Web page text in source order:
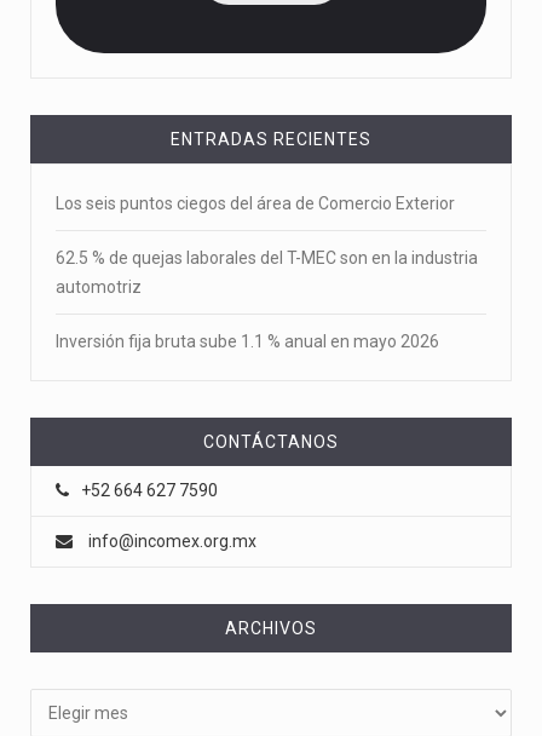
ENTRADAS RECIENTES
Los seis puntos ciegos del área de Comercio Exterior
62.5 % de quejas laborales del T-MEC son en la industria
automotriz
Inversión fija bruta sube 1.1 % anual en mayo 2026
CONTÁCTANOS
+52 664 627 7590
info@incomex.org.mx
ARCHIVOS